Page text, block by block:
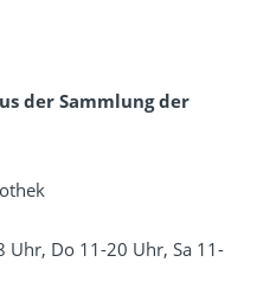
der Sammlung der
Uhr, Do 11-20 Uhr, Sa 11-